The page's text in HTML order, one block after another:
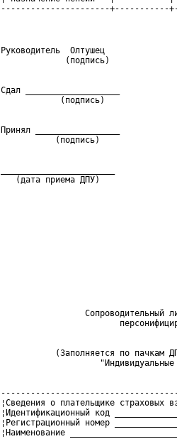
----------------------+-----------
Руководитель  Олтушец
Сдал ___________________
Принял _________________
   (дата приема ДПУ)
Сопроводительный
(Заполняется по пачкам
¦Сведения о плательщике
¦Идентификационный код
¦Регистрационный номер
¦Наименование